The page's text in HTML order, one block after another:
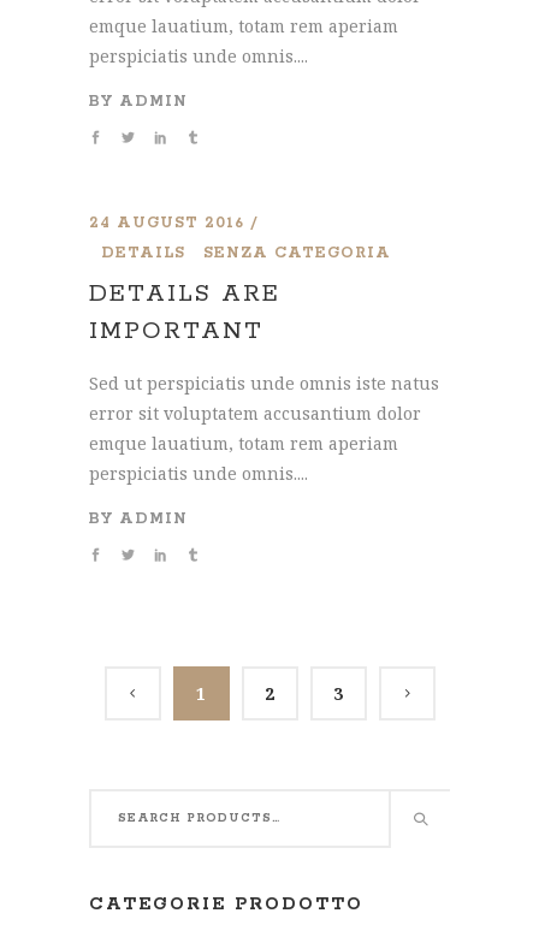
emque lauatium, totam rem aperiam
perspiciatis unde omnis....
BY ADMIN
24 AUGUST 2016
DETAILS
SENZA CATEGORIA
DETAILS ARE
IMPORTANT
Sed ut perspiciatis unde omnis iste natus
error sit voluptatem accusantium dolor
emque lauatium, totam rem aperiam
perspiciatis unde omnis....
BY ADMIN
1 2 3
CATEGORIE PRODOTTO